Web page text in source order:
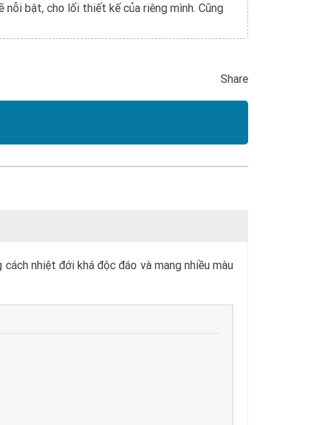
bật, cho lối thiết kế của riêng mình. Cũng
Share
nhiệt đới khá độc đáo và mang nhiều màu